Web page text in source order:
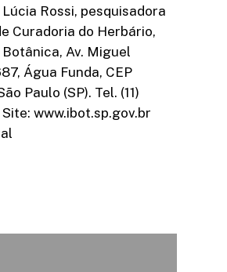
Rossi, pesquisadora
Curadoria do Herbário,
Av. Miguel
Água Funda, CEP
Paulo (SP). Tel. (11)
www.ibot.sp.gov.br